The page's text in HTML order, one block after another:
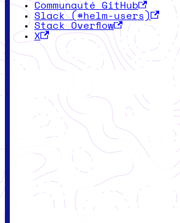
Communauté GitHub
Slack (#helm-users)
Stack Overflow
X